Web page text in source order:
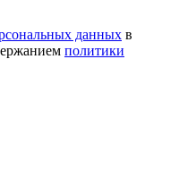
данных в
политики